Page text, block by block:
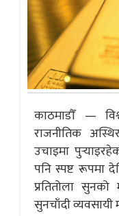
काठमाडौँ —
राजनीतिक
उचाइमा
पनि स्पष्ट रूपमा
प्रतितोला
सुनचाँदी